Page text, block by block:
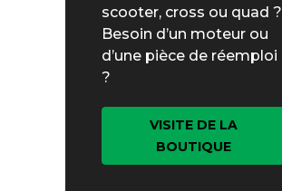
scooter, cross ou quad ?
Besoin d’un moteur ou
d’une pièce de réemploi
?
VISITE DE LA
BOUTIQUE